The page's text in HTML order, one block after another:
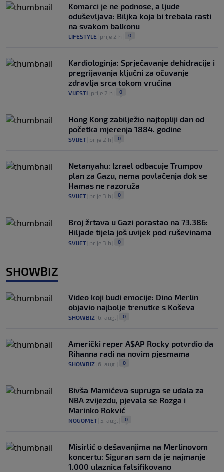
Komarci je ne podnose, a ljude
oduševljava: Biljka koja bi trebala rasti
na svakom balkonu
LIFESTYLE prije 2 h 0
Kardiologinja: Sprječavanje dehidracije i
pregrijavanja ključni za očuvanje
zdravlja srca tokom vrućina
VIJESTI prije 2 h 0
Hong Kong zabilježio najtopliji dan od
početka mjerenja 1884. godine
SVIJET prije 2 h 0
Netanyahu: Izrael odbacuje Trumpov
plan za Gazu, nema povlačenja dok se
Hamas ne razoruža
SVIJET prije 3 h 0
Broj žrtava u Gazi porastao na 73.386:
Hiljade tijela još uvijek pod ruševinama
SVIJET prije 3 h 0
SHOWBIZ
Video koji budi emocije: Dino Merlin
objavio najbolje trenutke s Koševa
SHOWBIZ 6. aug. 0
Američki reper A$AP Rocky potvrdio da
Rihanna radi na novim pjesmama
SHOWBIZ 6. aug. 0
Bivša Mamićeva supruga se udala za
NBA zvijezdu, pjevala se Rozga i
Marinko Rokvić
NOGOMET 5. aug. 0
Misirlić o dešavanjima na Merlinovom
koncertu: Siguran sam da je najmanje
1.000 ulaznica falsifikovano